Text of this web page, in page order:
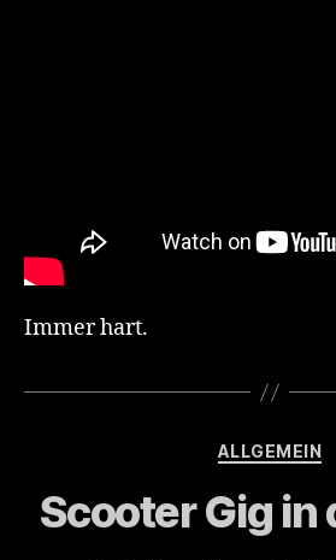
Immer hart.
ALLGEMEIN
Scooter Gig in